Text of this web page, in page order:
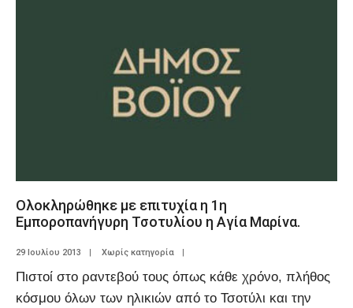
Ολοκληρώθηκε με επιτυχία η 1η
Εμποροπανήγυρη Τσοτυλίου η Αγία Μαρίνα.
29 Ιουλίου 2013 | Χωρίς κατηγορία |
Πιστοί στο ραντεβού τους όπως κάθε χρόνο, πλήθος
κόσμου όλων των ηλικιών από το Τσοτύλι και την